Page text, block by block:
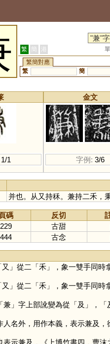
繁 簡 港
繁簡對應
繁
簡
1/1
金文
字例: 3/6
并也。从又持秝。兼持二禾，
碼 反切
229
古甜
444 古念
又 」從二「禾」，象一雙手同時
又 」從二「禾」，象一雙手同時
兼」字上部訛變為從「及 」，「
外，用作本義，表示兼及，